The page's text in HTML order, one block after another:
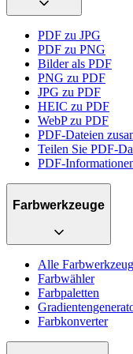
PDF zu JPG
PDF zu PNG
Bilder als PDF
PNG zu PDF
JPG zu PDF
HEIC zu PDF
WebP zu PDF
PDF-Dateien
Teilen Sie PDF-
PDF-
Farbwerkzeuge
Alle
Farbwähler
Farbpaletten
Farbkonverter